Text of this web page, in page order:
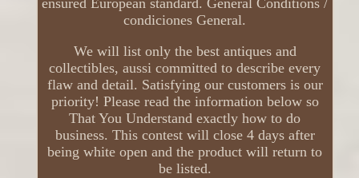
ensured European standard. General Conditions /
condiciones General.
We will list only the best antiques and
collectibles, aussi committed to describe every
flaw and detail. Satisfying our customers is our
priority! Please read the information below so
That You Understand exactly how to do
business. This contest will close 4 days after
being white open and the product will return to
be listed.